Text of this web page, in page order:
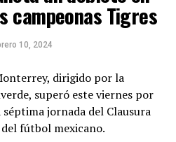
campeonas Tigres
10, 2024
dirigido por la
superó este viernes por
jornada del Clausura
fútbol mexicano.